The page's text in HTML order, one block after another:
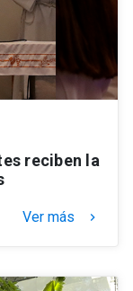
reciben la
Ver más keyboard_arrow_right